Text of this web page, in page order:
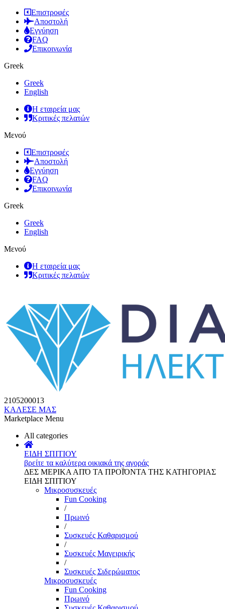
Επιστροφές
Αποστολή
Εγγύηση
FAQ
Επικοινωνία
Greek
Greek
English
Η εταιρεία μας
Κριτικές πελατών
Μενού
Επιστροφές
Αποστολή
Εγγύηση
FAQ
Επικοινωνία
Greek
Greek
English
Μενού
Η εταιρεία μας
Κριτικές πελατών
2105200013
ΚΑΛΕΣΕ ΜΑΣ
Marketplace Menu
All categories
ΕΙΔΗ ΣΠΙΤΙΟΥ
βρείτε τα καλύτερα οικιακά της αγοράς
ΔΕΣ ΜΕΡΙΚΑ ΑΠΌ ΤΑ ΠΡΟΪΌΝΤΑ ΤΗΣ ΚΑΤΗΓΟΡΙΑΣ
ΕΙΔΗ ΣΠΙΤΙΟΥ
Μικροσυσκευές
Fun Cooking
/
Πρωινό
/
Συσκευές Καθαρισμού
/
Συσκευές Μαγειρικής
/
Συσκευές Σιδερώματος
Μικροσυσκευές
Fun Cooking
Πρωινό